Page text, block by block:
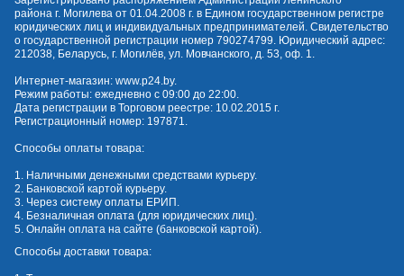
района г. Могилева от 01.04.2008 г. в Едином государственном регистре
юридических лиц и индивидуальных предпринимателей. Свидетельство
о государственной регистрации номер 790274799. Юридический адрес:
212038, Беларусь, г. Могилёв, ул. Мовчанского, д. 53, оф. 1.
Интернет-магазин: www.p24.by.
Режим работы: ежедневно с 09:00 до 22:00.
Дата регистрации в Торговом реестре: 10.02.2015 г.
Регистрационный номер: 197871.
Способы оплаты товара:
1. Наличными денежными средствами курьеру.
2. Банковской картой курьеру.
3. Через систему оплаты ЕРИП.
4. Безналичная оплата (для юридических лиц).
5. Онлайн оплата на сайте (банковской картой).
Способы доставки товара: